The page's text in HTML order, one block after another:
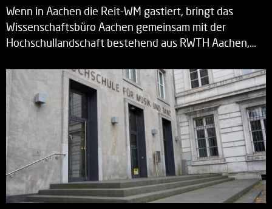
Wenn in Aachen die Reit-WM gastiert, bringt das
Wissenschaftsbüro Aachen gemeinsam mit der
Hochschullandschaft bestehend aus RWTH Aachen,…